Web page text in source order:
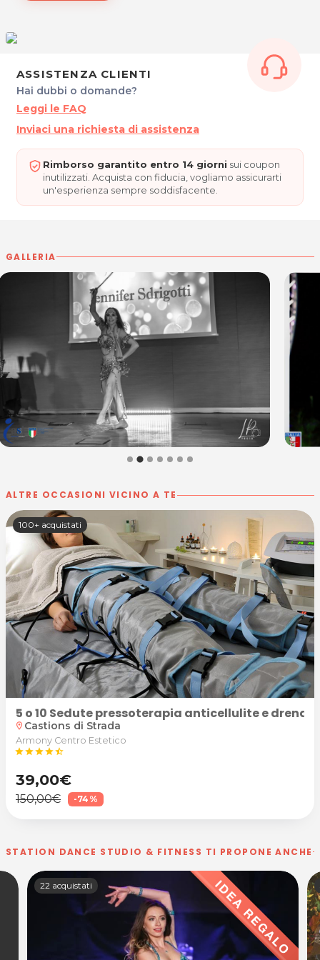
Via Lancieri D'Aosta, 4
33050 Porpetto - Fraz. Corgnolo (UD)
P.IVA 03051260309
Per ulteriori informazioni sull'offerta o sulle modalità di
acquisto scrivi aposta@espevia.it.
ASSISTENZA CLIENTI
Hai dubbi o domande?
Leggi le FAQ
Inviaci una richiesta di assistenza
Rimborso garantito entro 14 giorni sui coupon
inutilizzati. Acquista con fiducia, vogliamo assicurarti
un'esperienza sempre soddisfacente.
GALLERIA
ALTRE OCCASIONI VICINO A TE
100+ acquistati
5 o 10 Sedute pressoterapia anticellulite e
location_on Castions di Strada
Armony Centro Estetico
starstarstarstarstar_half
39,00€
150,00€ -74%
STATION DANCE STUDIO & FITNESS TI PROPONE ANCHE
22 acquistati